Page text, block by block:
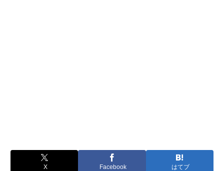
X Facebook はてブ